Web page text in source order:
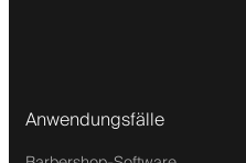
Anwendungsfälle